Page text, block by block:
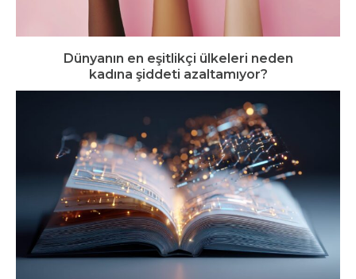
Dünyanın en eşitlikçi ülkeleri neden
kadına şiddeti azaltamıyor?